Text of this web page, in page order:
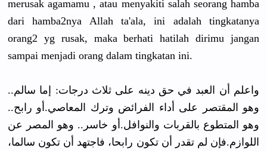
merusak agamamu , atau menyakiti salah seorang hamba
dari hamba2nya Allah ta'ala, ini adalah tingkatanya
orang2 yg rusak, maka berhati hatilah dirimu jangan
sampai menjadi orang dalam tingkatan ini.
واعلم أن العبد في حق دينه على ثلاث درجات: إما سالم..
وهو المقتصر على أداء الفرائض وترك المعاصي.أو رابح..
وهو المتطوع بالقربات والنوافل.أو خاسر.. وهو المصر عن
اللوازم.فإن لم تقدر أن تكون رابحا، فاجتهد أن تكون سالما،